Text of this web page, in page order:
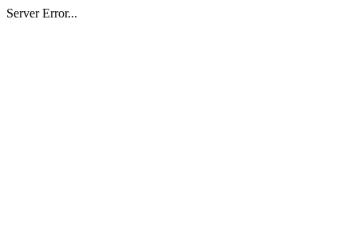
Server Error...